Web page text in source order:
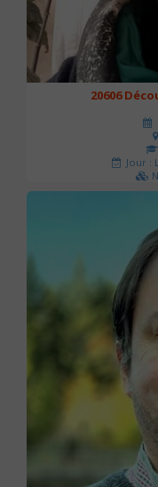
20606
Jour :